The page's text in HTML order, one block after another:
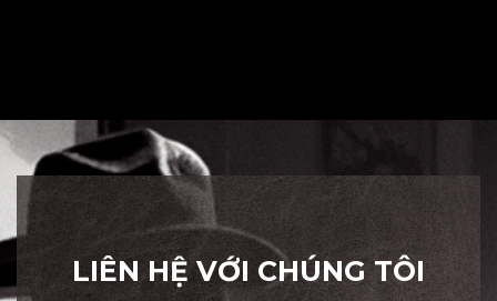
LIÊN HỆ VỚI CHÚNG TÔI